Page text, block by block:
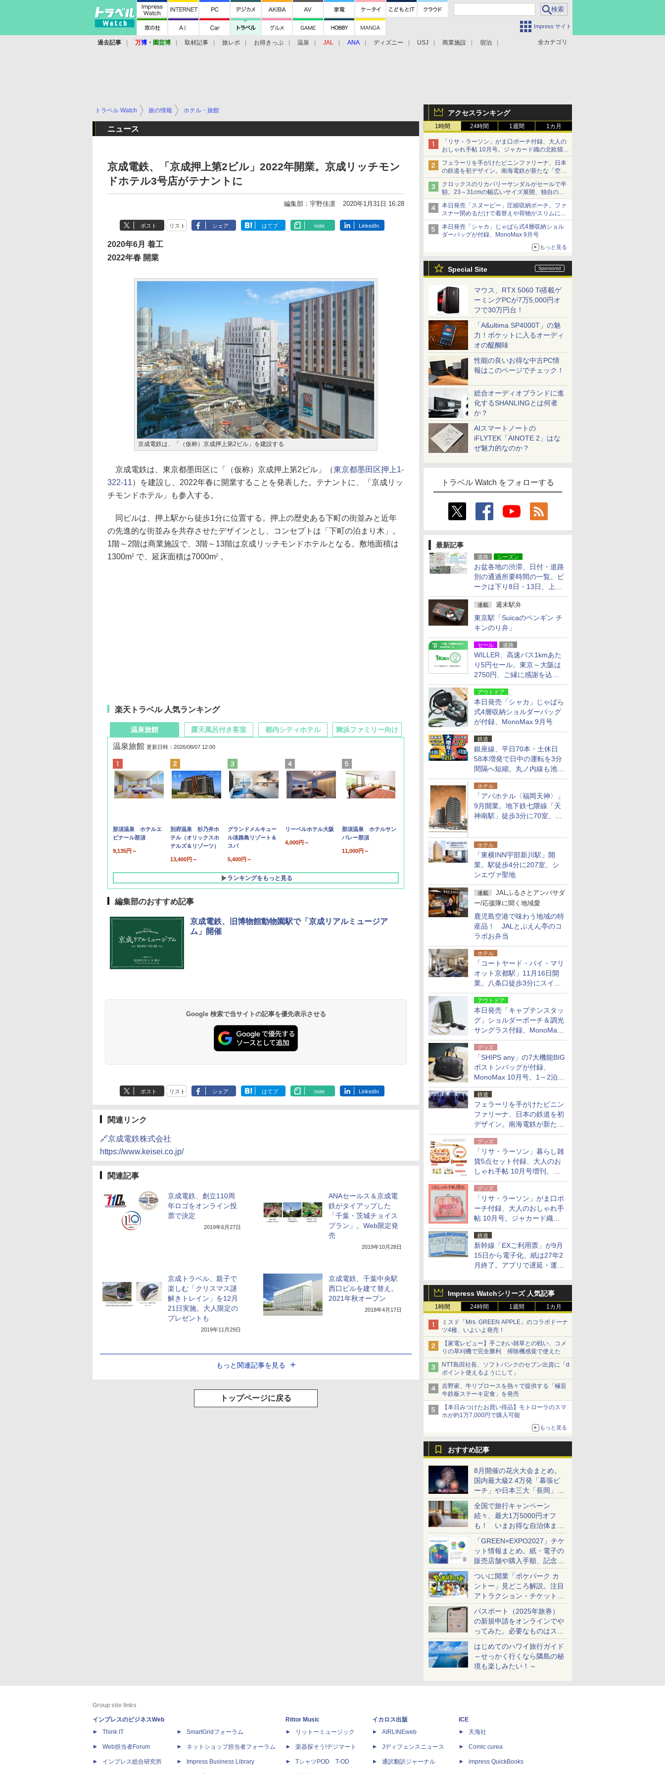
Impress サイト
全カテゴリ
過去記事 万博 ・ 園芸博 取材記事 旅レポ お得きっぷ 温泉 JAL ANA ディズニー USJ 商業施設 宿泊
アクセスランキング
1時間 24時間 1週間 1カ月
「リサ・ラーソン」がま口ポーチ付録、大人の
おしゃれ手帖 10月号。ジャカード織の北欧猫デ
ザイン
フェラーリを手がけたピニンファリーナ、日本
の鉄道を初デザイン。南海電鉄が新たな「空港
特急」をなにわ筋線へ導入
クロックスのリカバリーサンダルがセールで半
額。23～31cmの幅広いサイズ展開、独自のク
ッション素材を採用
本日発売「スヌーピー」圧縮収納ポーチ。ファ
スナー閉めるだけで着替えや荷物がスリムにま
とまる
本日発売「シャカ」じゃばら式4層収納ショル
ダーバッグが付録、MonoMax 9月号
もっと見る
Special Site
マウス、RTX 5060 Ti搭載ゲ
ーミングPCが7万5,000円オ
フで30万円台！
「A&ultima SP4000T」の魅
力！ポケットに入るオーディ
オの醍醐味
性能の良いお得な中古PC情
報はこのページでチェック！
総合オーディオブランドに進
化するSHANLINGとは何者
か？
AIスマートノートの
iFLYTEK「AINOTE 2」はな
ぜ魅力的なのか？
トラベル Watch をフォローする
最新記事
道路 シーズン
お盆各地の渋滞、日付・道路
別の通過所要時間の一覧。ピ
ークは下り8日・13日、上り
14日・15日
連載 週末駅弁
東京駅「Suicaのペンギン チ
キンのり弁」
セール 道路
WILLER、高速バス1kmあた
り5円セール。東京～大阪は
2750円、ご縁に感謝を込め
た20周年記念キャンペーン
アウトドア
本日発売「シャカ」じゃばら
式4層収納ショルダーバッグ
が付録、MonoMax 9月号
鉄道
銀座線、平日70本・土休日
58本増発で日中の運転を3分
間隔へ短縮。丸ノ内線も池袋
～中野坂上を4分間隔に
ホテル
「アパホテル〈福岡天神〉」
9月開業。地下鉄七隈線「天
神南駅」徒歩3分に70室、エ
ホテル
「東横INN宇部新川駅」開
業。駅徒歩4分に207室、シ
ンエヴァ聖地
連載
JALふるさとアンバサダ
ー/応援隊に聞く地域愛
鹿児島空港で味わう地域の特
産品！ JALとぶえん亭のコ
ラボお弁当
ホテル
「コートヤード・バイ・マリ
オット京都駅」11月16日開
業。八条口徒歩3分にスイー
ト含む全270室、ダイニング
も併設
アウトドア
本日発売「キャプテンスタッ
グ」ショルダーポーチ＆調光
サングラス付録、MonoMax
9月号増刊
グッズ
「SHIPS any」の7大機能BIG
ボストンバッグが付録、
MonoMax 10月号。1～2泊の
荷物、キャリーオンも可能
鉄道
フェラーリを手がけたピニン
ファリーナ、日本の鉄道を初
デザイン。南海電鉄が新たな
「空港特急」をなにわ筋線へ
導入
グッズ
「リサ・ラーソン」暮らし雑
貨5点セット付録、大人のお
しゃれ手帖 10月号増刊。
USBケーブルや缶ケースなど
グッズ
「リサ・ラーソン」がま口ポ
ーチ付録、大人のおしゃれ手
帖 10月号。ジャカード織の
北欧猫デザイン
鉄道
新幹線「EXご利用票」が9月
15日から電子化、紙は27年2
月終了。アプリで遅延・運休
Impress Watchシリーズ 人気記事
1時間 24時間 1週間 1カ月
ミスド「Mrs. GREEN APPLE」のコラボドーナ
ツ4種、いよいよ発売！
【家電レビュー】手ごわい雑草との戦い、コメ
リの草刈機で完全勝利 掃除機感覚で使えた
NTT島田社長、ソフトバンクのセブン出資に「d
ポイント使えるようにして」
吉野家、牛リブロースを熱々で提供する「極旨
牛鉄板ステーキ定食」を発売
【本日みつけたお買い得品】モトローラのスマ
ホが約1万7,000円で購入可能
もっと見る
おすすめ記事
8月開催の花火大会まとめ。
国内最大級2.4万発「幕張ビ
ーチ」や日本三大「長岡」な
ど大型イベント目白押し！
全国で旅行キャンペーン
続々、最大1万5000円オフ
も！ いまお得な自治体まと
め
「GREEN×EXPO2027」チケ
ット情報まとめ。紙・電子の
販売店舗や購入手順、記念チ
ケットも解説
ついに開業「ポケパーク カ
ントー」見どころ解説。注目
アトラクション・チケット手
配・来場前に必要な準備は？
パスポート（2025年旅券）
の新規申請をオンラインでや
ってみた。必要なものはスマ
ホとマイナカードのみ
はじめてのハワイ旅行ガイド
～せっかく行くなら隣島の秘
境も楽しみたい！～
トラベル Watch 旅の情報 ホテル・旅館
ニュース
京成電鉄、「京成押上第2ビル」2022年開業。京成リッチモン
ドホテル3号店がテナントに
編集部：宇野佳凛 2020年1月31日 16:28
ポスト リスト シェア はてブ note LinkedIn
2020年6月 着工
2022年春 開業
京成電鉄は、「（仮称）京成押上第2ビル」を建設する
京成電鉄は、東京都墨田区に「（仮称）京成押上第2ビル」（東京都墨田区押上1-
322-11）を建設し、2022年春に開業することを発表した。テナントに、「京成リッ
チモンドホテル」も参入する。
同ビルは、押上駅から徒歩1分に位置する。押上の歴史ある下町の街並みと近年
の先進的な街並みを共存させたデザインとし、コンセプトは「下町の泊まり木」。
1階～2階は商業施設で、3階～13階は京成リッチモンドホテルとなる。敷地面積は
1300m2 で、延床面積は7000m2 。
楽天トラベル 人気ランキング
温泉旅館
温泉旅館 更新日時：2026/08/07 12:00
那須温泉 ホテルエ
ピナール那須
9,135円～
別府温泉 杉乃井ホ
テル（オリックスホ
テルズ＆リゾーツ）
13,400円～
グランドメルキュー
ル淡路島リゾート＆
スパ
5,400円～
リーベルホテル大阪
4,000円～
那須温泉 ホテルサン
バレー那須
11,000円～
ランキングをもっと見る
露天風呂付き客室
10,450円～
19,541円～
都内シティホテル 舞浜ファミリー向け
7,950円～
5,758円～
編集部のおすすめ記事
京成電鉄、旧博物館動物園駅で「京成リアルミュージア
ム」開催
Google 検索で当サイトの記事を優先表示させる
ポスト リスト シェア はてブ note LinkedIn
関連リンク
🔗京成電鉄株式会社
https://www.keisei.co.jp/
関連記事
京成電鉄、創立110周
年ロゴをオンライン投
票で決定
2019年6月27日
ANAセールス＆京成電
鉄がタイアップした
「千葉・茨城チョイス
プラン」。Web限定発
売
2019年10月28日
京成トラベル、親子で
楽しむ「クリスマス謎
解きトレイン」を12月
21日実施。大人限定の
プレゼントも
2019年11月29日
京成電鉄、千葉中央駅
西口ビルを建て替え。
2021年秋オープン
2018年4月17日
もっと関連記事を見る
トップページに戻る
Group site links
インプレスのビジネスWeb
Think IT
Web担当者Forum
インプレス総合研究所
SmartGridフォーラム
ネットショップ担当者フォーラム
Impress Business Library
Rittor Music
リットーミュージック
楽器探そう!デジマート
TシャツPOD T-OD
イカロス出版
AIRLINEweb
Jディフェンスニュース
通訳翻訳ジャーナル
ICE
天海社
Comic curea
impress QuickBooks